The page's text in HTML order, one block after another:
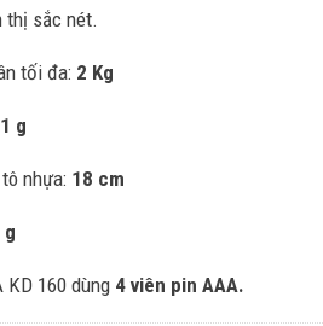
thị sắc nét.
tối đa: 2 Kg
1 g
nhựa: 18 cm
g
KD 160 dùng 4 viên pin AAA.